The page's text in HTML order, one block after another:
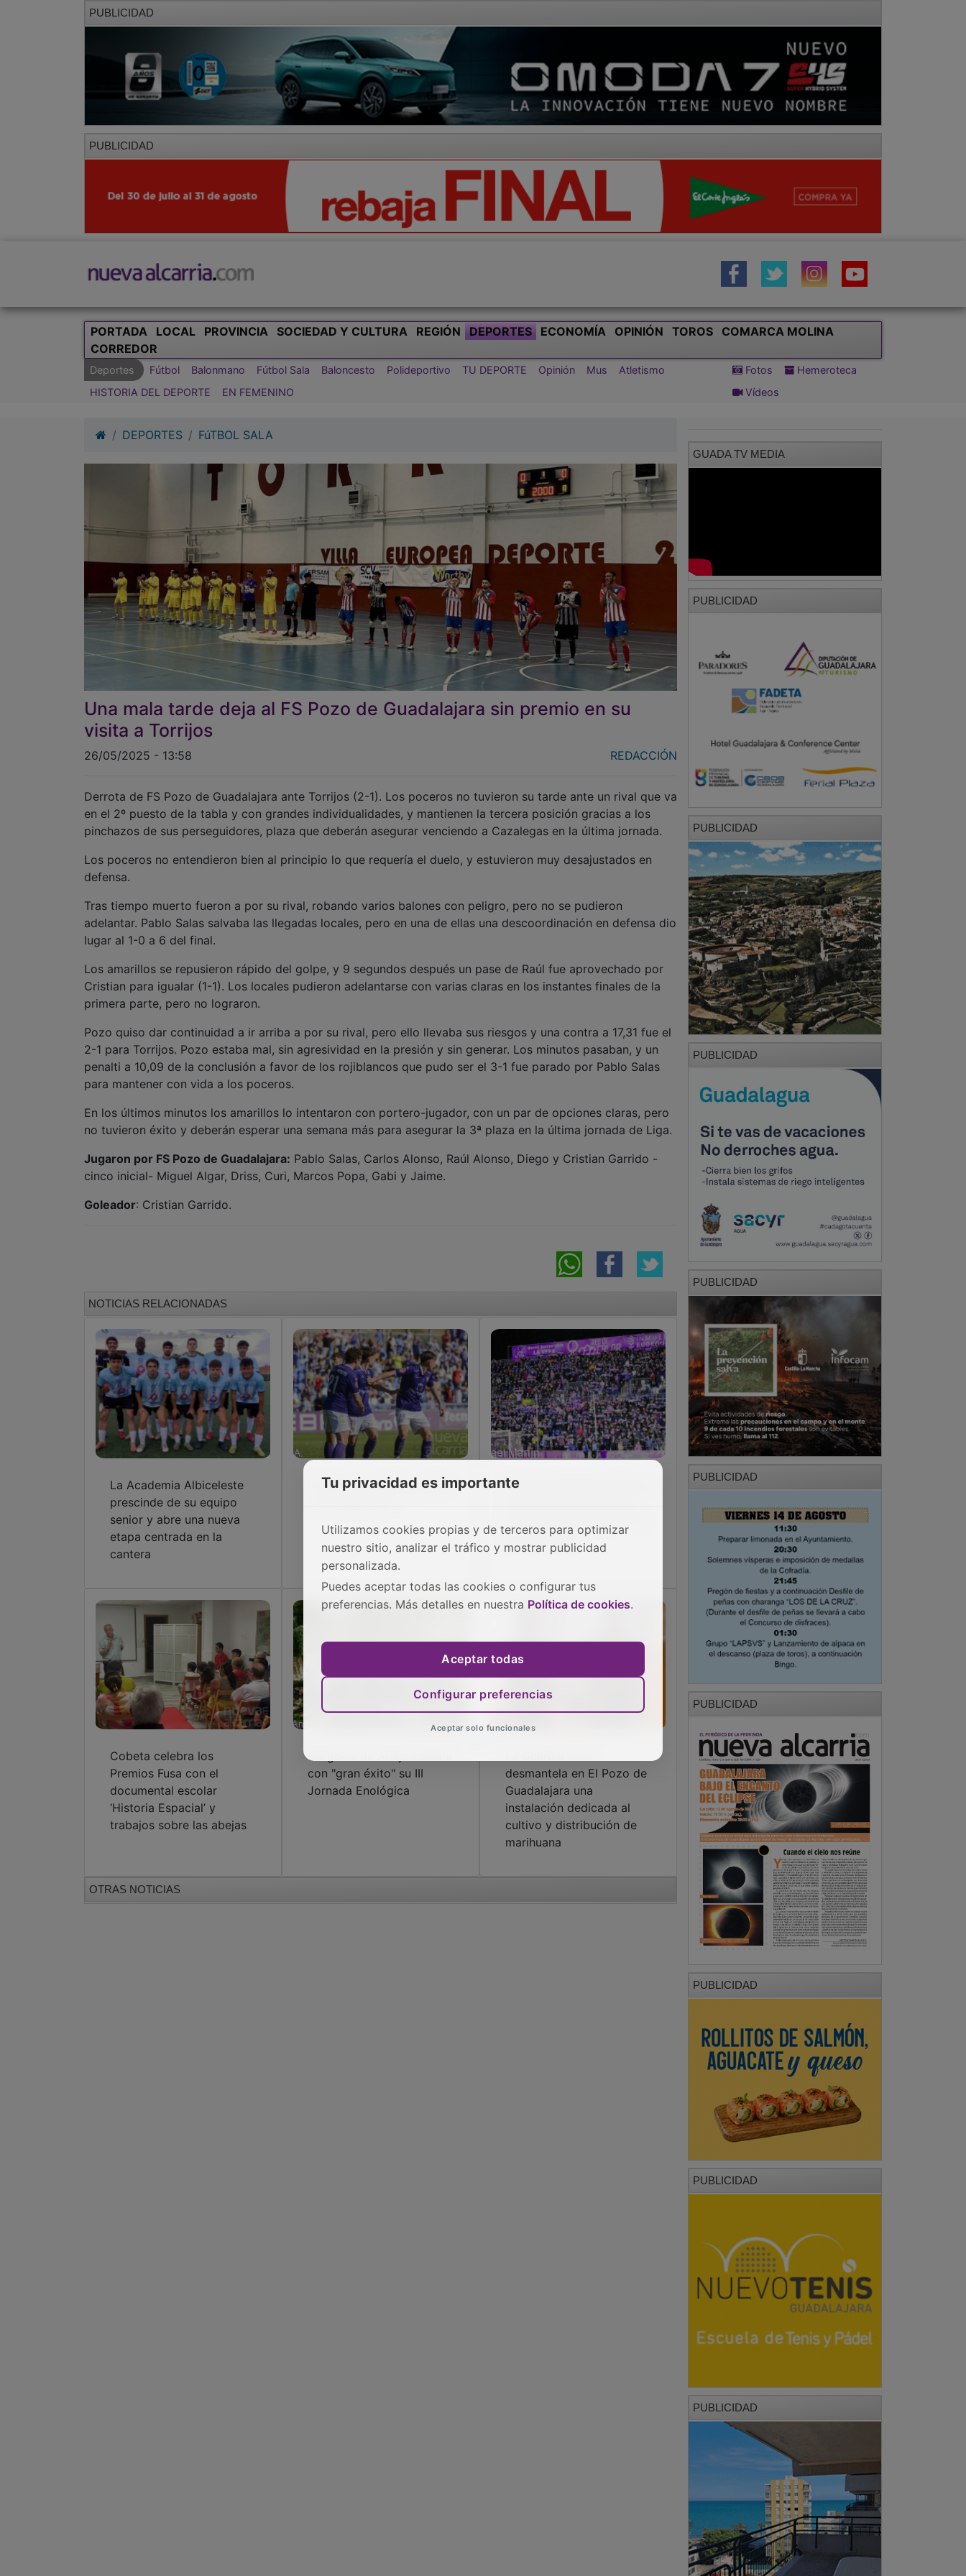
PUBLICIDAD
PUBLICIDAD
PORTADA LOCAL PROVINCIA SOCIEDAD Y CULTURA REGIÓN DEPORTES ECONOMÍA OPINIÓN TOROS
COMARCA MOLINA
CORREDOR
Deportes Fútbol Balonmano Fútbol Sala Baloncesto Polideportivo TU DEPORTE Opinión Mus
Atletismo
HISTORIA DEL DEPORTE
EN FEMENINO
Fotos
Hemeroteca
Vídeos
DEPORTES FúTBOL SALA
Una mala tarde deja al FS Pozo de Guadalajara sin premio en su
visita a Torrijos
26/05/2025 - 13:58 REDACCIÓN
Derrota de FS Pozo de Guadalajara ante Torrijos (2-1). Los poceros no tuvieron su tarde ante un rival que va
en el 2º puesto de la tabla y con grandes individualidades, y mantienen la tercera posición gracias a los
pinchazos de sus perseguidores, plaza que deberán asegurar venciendo a Cazalegas en la última jornada.
Los poceros no entendieron bien al principio lo que requería el duelo, y estuvieron muy desajustados en
defensa.
Tras tiempo muerto fueron a por su rival, robando varios balones con peligro, pero no se pudieron
adelantar. Pablo Salas salvaba las llegadas locales, pero en una de ellas una descoordinación en defensa dio
lugar al 1-0 a 6 del final.
Los amarillos se repusieron rápido del golpe, y 9 segundos después un pase de Raúl fue aprovechado por
Cristian para igualar (1-1). Los locales pudieron adelantarse con varias claras en los instantes finales de la
primera parte, pero no lograron.
Pozo quiso dar continuidad a ir arriba a por su rival, pero ello llevaba sus riesgos y una contra a 17,31 fue el
2-1 para Torrijos. Pozo estaba mal, sin agresividad en la presión y sin generar. Los minutos pasaban, y un
penalti a 10,09 de la conclusión a favor de los rojiblancos que pudo ser el 3-1 fue parado por Pablo Salas
para mantener con vida a los poceros.
En los últimos minutos los amarillos lo intentaron con portero-jugador, con un par de opciones claras, pero
no tuvieron éxito y deberán esperar una semana más para asegurar la 3ª plaza en la última jornada de Liga.
Jugaron por FS Pozo de Guadalajara: Pablo Salas, Carlos Alonso, Raúl Alonso, Diego y Cristian Garrido -
cinco inicial- Miguel Algar, Driss, Curi, Marcos Popa, Gabi y Jaime.
Goleador: Cristian Garrido.
NOTICIAS RELACIONADAS
La Academia Albiceleste
prescinde de su equipo
senior y abre una nueva
etapa centrada en la
cantera
El Dépor ya está pagando
El CD Guadalajara alcanza
la estabilidad
Cobeta celebra los
Premios Fusa con el
documental escolar
‘Historia Espacial’ y
trabajos sobre las abejas
Gárgoles de Abajo celebra
con "gran éxito" su III
Jornada Enológica
desmantela en El Pozo de
Guadalajara una
instalación dedicada al
cultivo y distribución de
marihuana
OTRAS NOTICIAS
GUADA TV MEDIA
PUBLICIDAD
PUBLICIDAD
PUBLICIDAD
PUBLICIDAD
PUBLICIDAD
PUBLICIDAD
PUBLICIDAD
PUBLICIDAD
PUBLICIDAD
Tu privacidad es importante
Utilizamos cookies propias y de terceros para optimizar
nuestro sitio, analizar el tráfico y mostrar publicidad
personalizada.
Puedes aceptar todas las cookies o configurar tus
preferencias. Más detalles en nuestra Política de cookies.
Aceptar todas
Configurar preferencias
Aceptar solo funcionales